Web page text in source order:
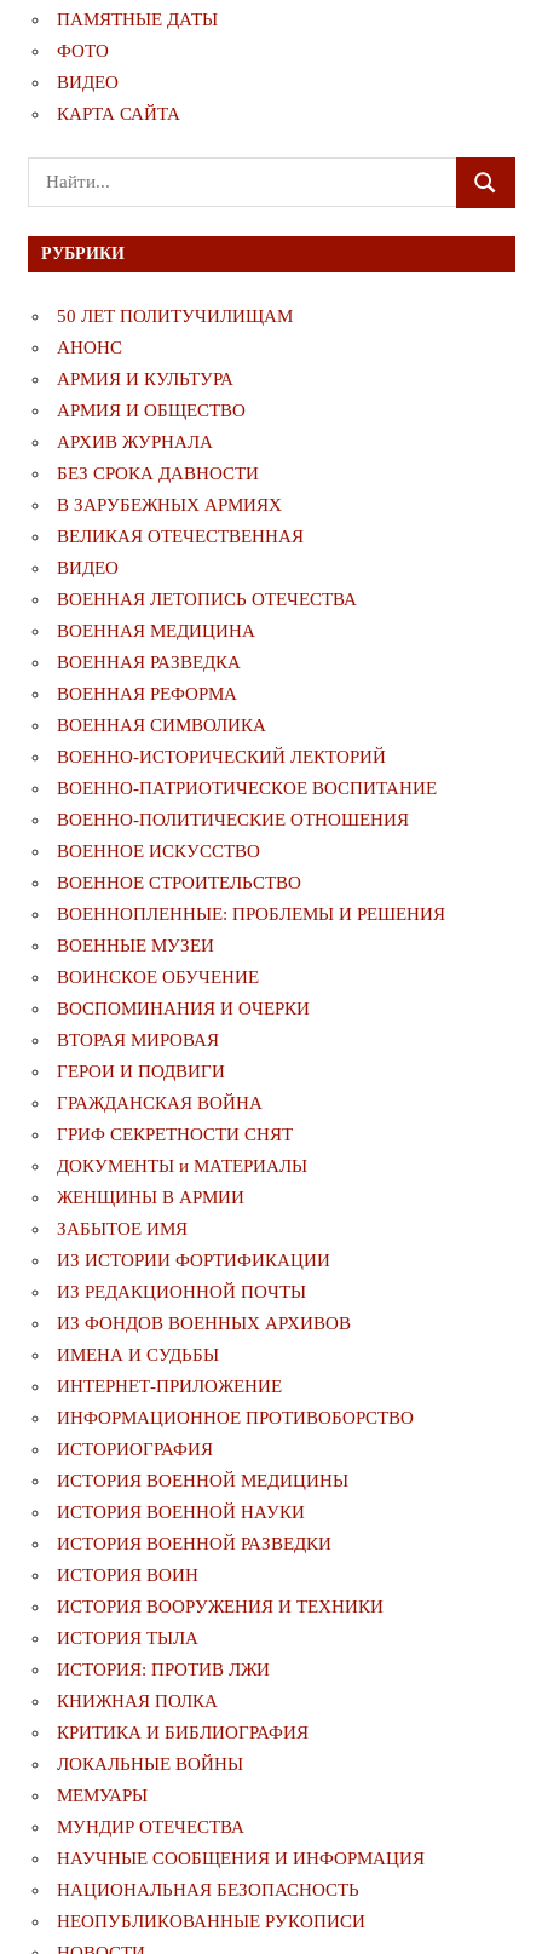
ПАМЯТНЫЕ ДАТЫ
ФОТО
ВИДЕО
КАРТА САЙТА
Поиск
для:
ПОИСК
РУБРИКИ
50 ЛЕТ ПОЛИТУЧИЛИЩАМ
АНОНС
АРМИЯ И КУЛЬТУРА
АРМИЯ И ОБЩЕСТВО
АРХИВ ЖУРНАЛА
БЕЗ СРОКА ДАВНОСТИ
В ЗАРУБЕЖНЫХ АРМИЯХ
ВЕЛИКАЯ ОТЕЧЕСТВЕННАЯ
ВИДЕО
ВОЕННАЯ ЛЕТОПИСЬ ОТЕЧЕСТВА
ВОЕННАЯ МЕДИЦИНА
ВОЕННАЯ РАЗВЕДКА
ВОЕННАЯ РЕФОРМА
ВОЕННАЯ СИМВОЛИКА
ВОЕННО-ИСТОРИЧЕСКИЙ ЛЕКТОРИЙ
ВОЕННО-ПАТРИОТИЧЕСКОЕ ВОСПИТАНИЕ
ВОЕННО-ПОЛИТИЧЕСКИE ОТНОШЕНИЯ
ВОЕННОЕ ИСКУССТВО
ВОЕННОЕ СТРОИТЕЛЬСТВО
ВОЕННОПЛЕННЫЕ: ПРОБЛЕМЫ И РЕШЕНИЯ
ВОЕННЫЕ МУЗЕИ
ВОИНСКОЕ ОБУЧЕНИЕ
ВОСПОМИНАНИЯ И ОЧЕРКИ
ВТОРАЯ МИРОВАЯ
ГЕРОИ И ПОДВИГИ
ГРАЖДАНСКАЯ ВОЙНА
ГРИФ СЕКРЕТНОСТИ СНЯТ
ДОКУМЕНТЫ и МАТЕРИАЛЫ
ЖЕНЩИНЫ В АРМИИ
ЗАБЫТОЕ ИМЯ
ИЗ ИСТОРИИ ФОРТИФИКАЦИИ
ИЗ РЕДАКЦИОННОЙ ПОЧТЫ
ИЗ ФОНДОВ ВОЕННЫХ АРХИВОВ
ИМЕНА И СУДЬБЫ
ИНТЕРНЕТ-ПРИЛОЖЕНИЕ
ИНФОРМАЦИОННОЕ ПРОТИВОБОРСТВО
ИСТОРИОГРАФИЯ
ИСТОРИЯ ВОЕННОЙ МЕДИЦИНЫ
ИСТОРИЯ ВОЕННОЙ НАУКИ
ИСТОРИЯ ВОЕННОЙ РАЗВЕДКИ
ИСТОРИЯ ВОИН
ИСТОРИЯ ВООРУЖЕНИЯ И ТЕХНИКИ
ИСТОРИЯ ТЫЛА
ИСТОРИЯ: ПРОТИВ ЛЖИ
КНИЖНАЯ ПОЛКА
КРИТИКА И БИБЛИОГРАФИЯ
ЛОКАЛЬНЫЕ ВОЙНЫ
МЕМУАРЫ
МУНДИР ОТЕЧЕСТВА
НАУЧНЫЕ СООБЩЕНИЯ И ИНФОРМАЦИЯ
НАЦИОНАЛЬНАЯ БЕЗОПАСНОСТЬ
НЕОПУБЛИКОВАННЫЕ РУКОПИСИ